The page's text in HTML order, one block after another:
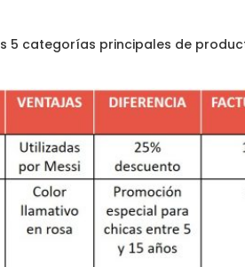
5 categorías principales de